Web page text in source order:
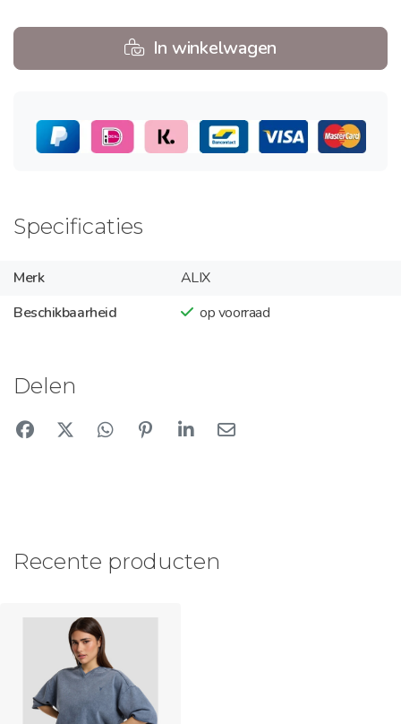
In winkelwagen
Specificaties
Merk
ALIX
Beschikbaarheid
op voorraad
Delen
Recente producten